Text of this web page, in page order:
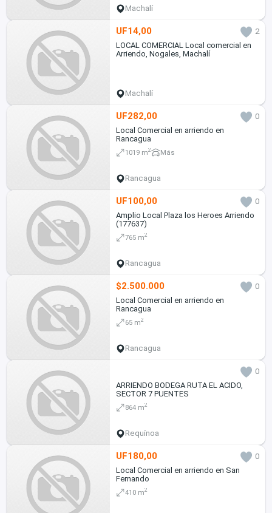
Machalí
UF14,00
2
LOCAL COMERCIAL Local comercial en
Arriendo, Nogales, Machalí
Machalí
UF282,00
0
Local Comercial en arriendo en
Rancagua
1019 m2 Más
Rancagua
UF100,00
0
Amplio Local Plaza los Heroes Arriendo
(177637)
765 m2
Rancagua
$2.500.000
0
Local Comercial en arriendo en
Rancagua
65 m2
Rancagua
0
ARRIENDO BODEGA RUTA EL ACIDO,
SECTOR 7 PUENTES
864 m2
Requínoa
UF180,00
0
Local Comercial en arriendo en San
Fernando
410 m2